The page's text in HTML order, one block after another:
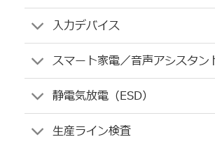
入力デバイス
スマート家電／音声アシスタン
静電気放電（ESD）
生産ライン検査